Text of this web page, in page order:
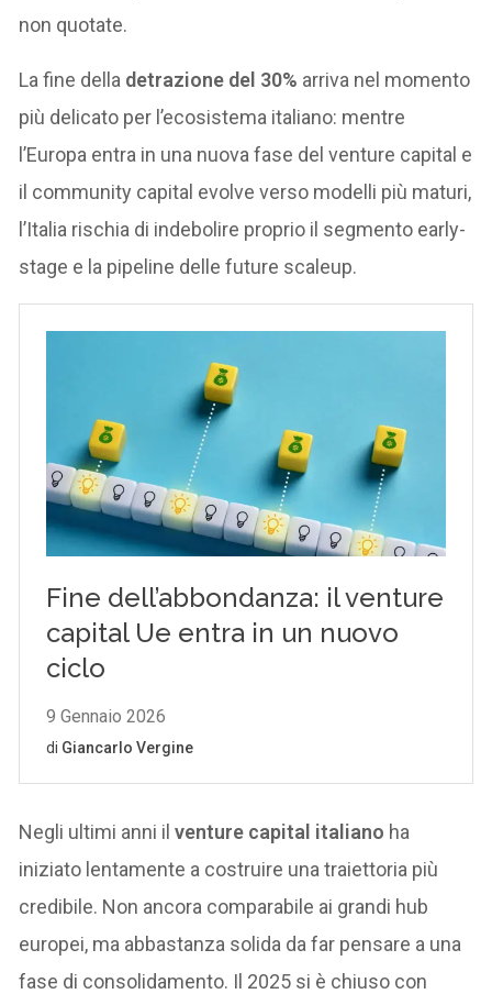
non quotate.
La fine della detrazione del 30% arriva nel momento
più delicato per l’ecosistema italiano: mentre
l’Europa entra in una nuova fase del venture capital e
il community capital evolve verso modelli più maturi,
l’Italia rischia di indebolire proprio il segmento early-
stage e la pipeline delle future scaleup.
Negli ultimi anni ilventure capital italiano ha
iniziato lentamente a costruire una traiettoria più
credibile. Non ancora comparabile ai grandi hub
europei, ma abbastanza solida da far pensare a una
fase di consolidamento. Il 2025 si è chiuso con